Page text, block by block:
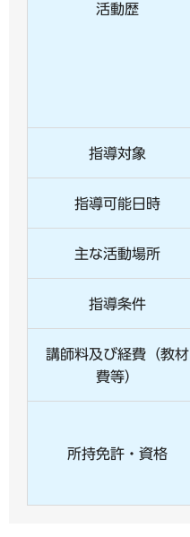
活動歴
指導対象
指導可能日時
主な活動場所
指導条件
講師料及び経費（教材
費等）
所持免許・資格